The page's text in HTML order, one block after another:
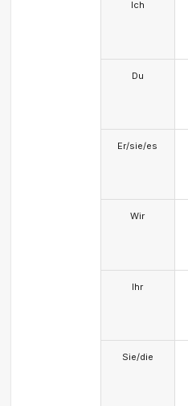
Ich
Du
Er/sie/es
Wir
Ihr
Sie/die